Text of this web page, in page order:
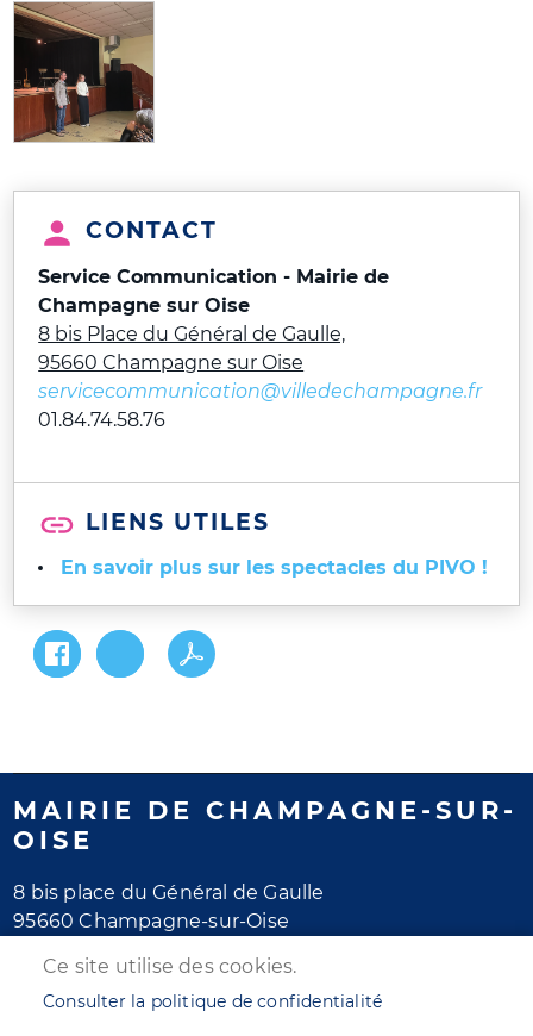
CONTACT
Service Communication - Mairie de
Champagne sur Oise
8 bis Place du Général de Gaulle,
95660 Champagne sur Oise
servicecommunication@villedechampagne.fr
01.84.74.58.76
LIENS UTILES
En savoir plus sur les spectacles du PIVO !
MAIRIE DE CHAMPAGNE-SUR-
OISE
8 bis place du Général de Gaulle
95660 Champagne-sur-Oise
Horaires d'ouverture
Ce site utilise des cookies.
Consulter la politique de confidentialité